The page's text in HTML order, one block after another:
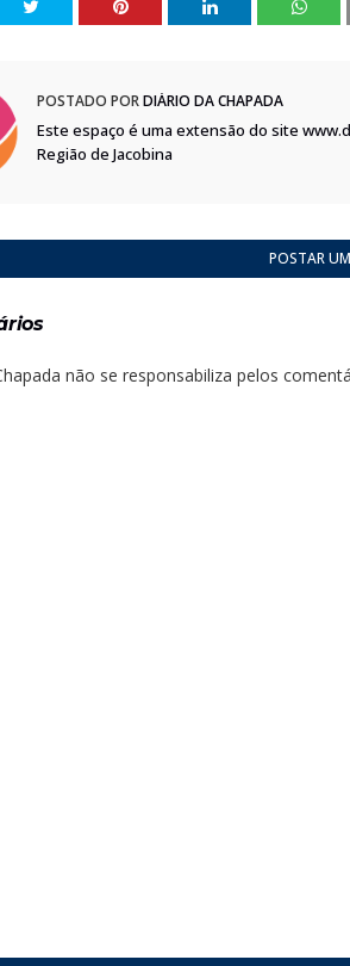
POSTADO PORDIÁRIO DA CHAPADA
Este espaço é uma extensão do site
Região de Jacobina
POSTAR
não se responsabiliza pelos